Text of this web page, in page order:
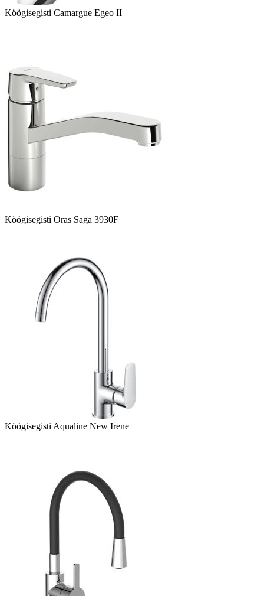
Köögisegisti Camargue Egeo II
Köögisegisti Oras Saga 3930F
Köögisegisti Aqualine New Irene